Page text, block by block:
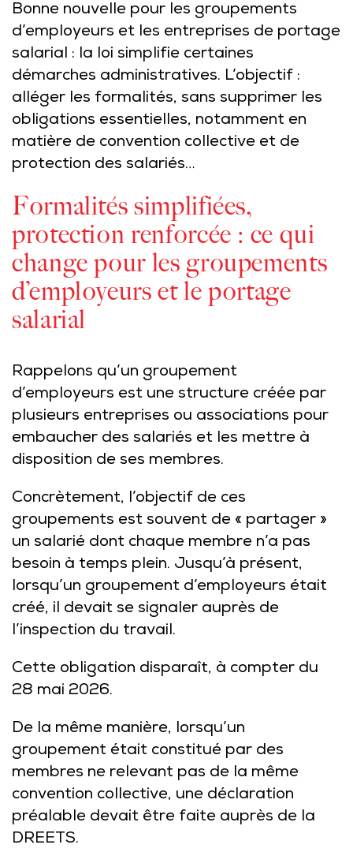
Bonne nouvelle pour les groupements
d’employeurs et les entreprises de portage
salarial : la loi simplifie certaines
démarches administratives. L’objectif :
alléger les formalités, sans supprimer les
obligations essentielles, notamment en
matière de convention collective et de
protection des salariés…
Formalités simplifiées,
protection renforcée : ce qui
change pour les groupements
d’employeurs et le portage
salarial
Rappelons qu’un groupement
d’employeurs est une structure créée par
plusieurs entreprises ou associations pour
embaucher des salariés et les mettre à
disposition de ses membres.
Concrètement, l’objectif de ces
groupements est souvent de « partager »
un salarié dont chaque membre n’a pas
besoin à temps plein. Jusqu’à présent,
lorsqu’un groupement d’employeurs était
créé, il devait se signaler auprès de
l’inspection du travail.
Cette obligation disparaît, à compter du
28 mai 2026.
De la même manière, lorsqu’un
groupement était constitué par des
membres ne relevant pas de la même
convention collective, une déclaration
préalable devait être faite auprès de la
DREETS.